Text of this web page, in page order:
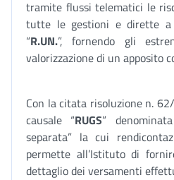
tramite flussi telematici le
tutte le gestioni e dirette a
“R.UN.”, fornendo gli
valorizzazione di un apposito
Con la citata risoluzione n.
causale “RUGS”
separata” la cui
permette all’Istituto di
dettaglio dei versamenti